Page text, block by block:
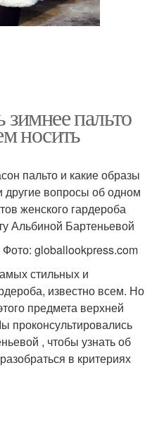
пальто
носить
пальто и какие образы
другие вопросы об одном
женского гардероба
Альбиной Бартеньевой
globallookpress.com
стильных и
известно всем. Но
предмета верхней
проконсультировались
, чтобы узнать об
в критериях